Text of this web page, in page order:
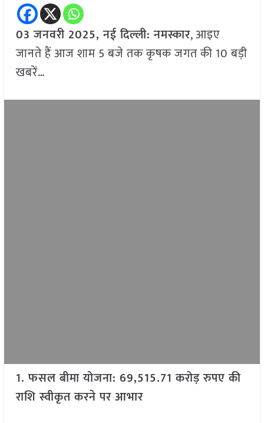
03 जनवरी 2025, नई दिल्ली: नमस्कार, आइए
जानते हैं आज शाम 5 बजे तक कृषक जगत की 10 बड़ी
खबरें…
1. फसल बीमा योजना: 69,515.71 करोड़ रुपए की
राशि स्वीकृत करने पर आभार